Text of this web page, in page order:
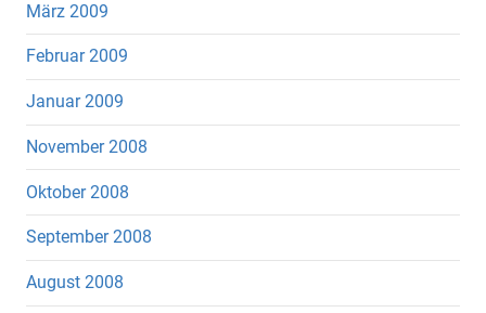
März 2009
Februar 2009
Januar 2009
November 2008
Oktober 2008
September 2008
August 2008